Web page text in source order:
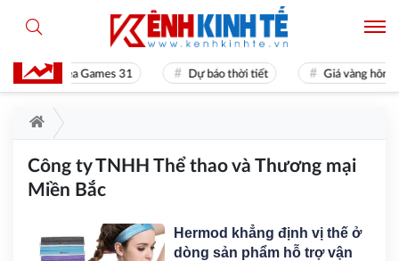
Sea Games 31 Dự báo thời tiết Giá vàng hôm
Công ty TNHH Thể thao và Thương mại
Miền Bắc
Hermod khẳng định vị thế ở
dòng sản phẩm hỗ trợ vận